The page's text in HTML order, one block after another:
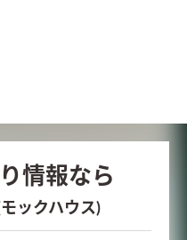
情報なら
ックハウス)